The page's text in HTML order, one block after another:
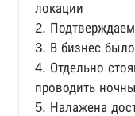
локации
2.
3. В бизнес
4. Отдельно
проводить
5. Налажена